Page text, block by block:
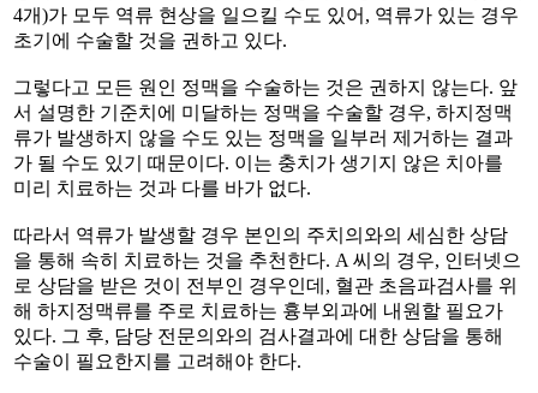
4개)가 모두 역류 현상을 일으킬 수도 있어, 역류가 있는 경우
초기에 수술할 것을 권하고 있다.
그렇다고 모든 원인 정맥을 수술하는 것은 권하지 않는다. 앞
서 설명한 기준치에 미달하는 정맥을 수술할 경우, 하지정맥
류가 발생하지 않을 수도 있는 정맥을 일부러 제거하는 결과
가 될 수도 있기 때문이다. 이는 충치가 생기지 않은 치아를
미리 치료하는 것과 다를 바가 없다.
따라서 역류가 발생할 경우 본인의 주치의와의 세심한 상담
을 통해 속히 치료하는 것을 추천한다. A 씨의 경우, 인터넷으
로 상담을 받은 것이 전부인 경우인데, 혈관 초음파검사를 위
해 하지정맥류를 주로 치료하는 흉부외과에 내원할 필요가
있다. 그 후, 담당 전문의와의 검사결과에 대한 상담을 통해
수술이 필요한지를 고려해야 한다.